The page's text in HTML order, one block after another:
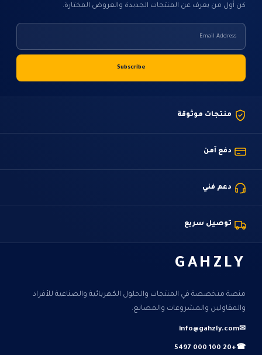
كن أول من يعرف عن المنتجات الجديدة والعروض المختارة.
منتجات موثوقة
دفع آمن
دعم فني
توصيل سريع
GAHZLY
منصة متخصصة في المنتجات والحلول الكهربائية والصناعية للأفراد
والمقاولين والمشروعات والمصانع.
✉
info@gahzly.com
☎
+20 100 000 5497